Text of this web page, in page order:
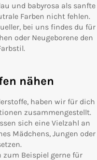
und babyrosa als sanfte
Farben nicht fehlen.
bei uns findes du für
oder Neugeborene den
nähen
haben wir für dich
zusammengestellt.
sich eine Vielzahl an
Mädchens, Jungen oder
zum Beispiel gerne für